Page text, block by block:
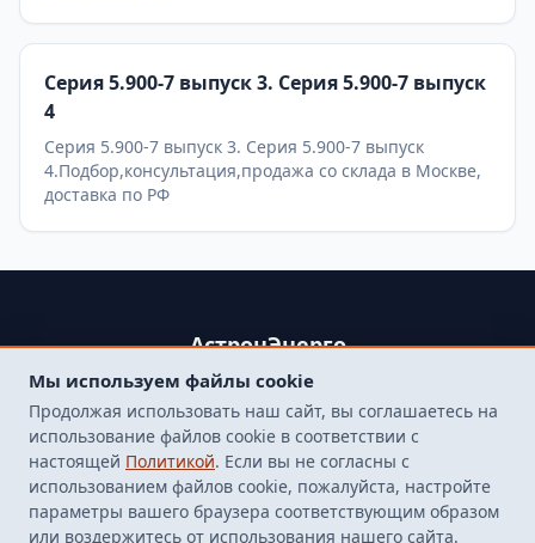
Серия 5.900-7 выпуск 3. Серия 5.900-7 выпуск
4
Серия 5.900-7 выпуск 3. Серия 5.900-7 выпуск
4.Подбор,консультация,продажа со склада в Москве,
доставка по РФ
АстронЭнерго
+79250499357 , +74998417015
107564, г. Москва, пр-д Погонный, д. 1 к. 9, помещение 10Н.
Бесплатная доставка до терминала транспортной
компанией в Москве
finarm98@mail.ru
Мы используем файлы cookie
Продолжая использовать наш сайт, вы соглашаетесь на
использование файлов cookie в соответствии с
настоящей Политикой. Если вы не согласны с
использованием файлов cookie, пожалуйста, настройте
параметры вашего браузера соответствующим образом
или воздержитесь от использования нашего сайта.